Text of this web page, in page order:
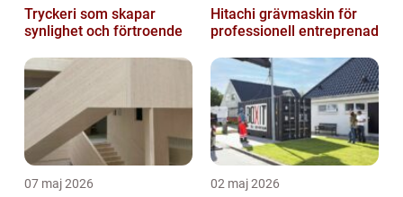
Tryckeri som skapar
synlighet och förtroende
Hitachi grävmaskin för
professionell entreprenad
07 maj 2026 02 maj 2026